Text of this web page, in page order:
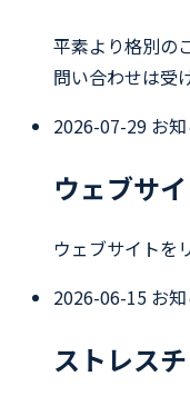
平素より格別の
問い合わせは受
2026-07-29 お
ウェブサ
ウェブサイトを
2026-06-15 お
ストレス